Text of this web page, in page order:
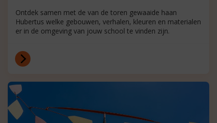
Ontdek samen met de van de toren gewaaide haan
Hubertus welke gebouwen, verhalen, kleuren en materialen
er in de omgeving van jouw school te vinden zijn.